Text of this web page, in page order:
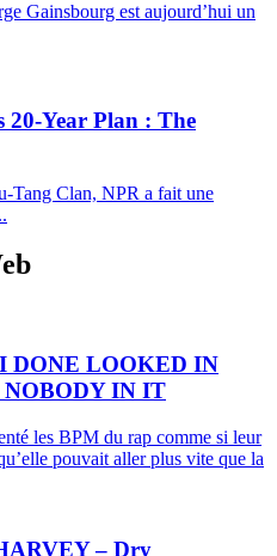
Gainsbourg est aujourd’hui un
20-Year Plan : The
Tang Clan, NPR a fait une
DONE LOOKED IN
NOBODY IN IT
les BPM du rap comme si leur
pouvait aller plus vite que la
– Dry